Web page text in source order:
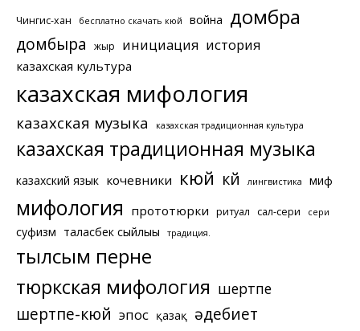
Чингис-хан бесплатно скачать кюй война домбра
домбыра жыр инициация история
казахская культура
казахская мифология
казахская музыка казахская традиционная культура
казахская традиционная музыка
казахский язык кочевники кюй күй лингвистика миф
мифология прототюрки ритуал сал-сери сери
суфизм таласбек сыйлығы традиция.
тылсым перне
тюркская мифология шертпе
шертпе-кюй эпос қазақ әдебиет